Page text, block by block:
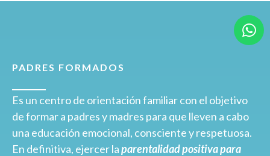
PADRES FORMADOS
Es un centro de orientación familiar con el objetivo
de formar a padres y madres para que lleven a cabo
una educación emocional, consciente y respetuosa.
En definitiva, ejercer laparentalidad positiva para